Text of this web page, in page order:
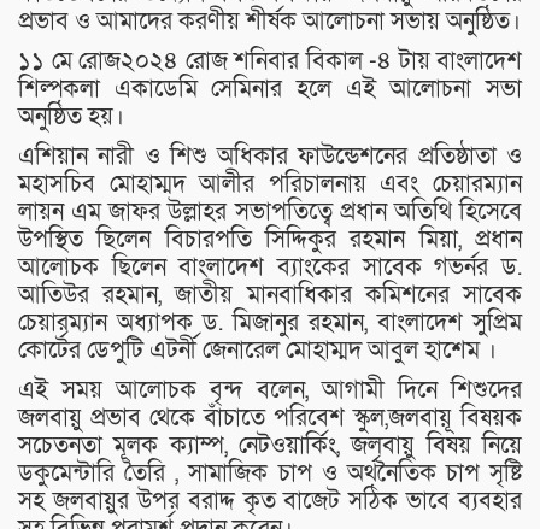
প্রভাব ও আমাদের করণীয় শীর্ষক আলোচনা সভায় অনুষ্ঠিত।
১১ মে রোজ২০২৪ রোজ শনিবার বিকাল -৪ টায় বাংলাদেশ
শিল্পকলা একাডেমি সেমিনার হলে এই আলোচনা সভা
অনুষ্ঠিত হয়।
এশিয়ান নারী ও শিশু অধিকার ফাউন্ডেশনের প্রতিষ্ঠাতা ও
মহাসচিব মোহাম্মদ আলীর পরিচালনায় এবং চেয়ারম্যান
লায়ন এম জাফর উল্লাহর সভাপতিত্বে প্রধান অতিথি হিসেবে
উপস্থিত ছিলেন বিচারপতি সিদ্দিকুর রহমান মিয়া, প্রধান
আলোচক ছিলেন বাংলাদেশ ব‍্যাংকের সাবেক গভর্নর ড.
আতিউর রহমান, জাতীয় মানবাধিকার কমিশনের সাবেক
চেয়ারম্যান অধ‍্যাপক ড. মিজানুর রহমান, বাংলাদেশ সুপ্রিম
কোর্টের ডেপুটি এটর্নী জেনারেল মোহাম্মদ আবুল হাশেম ।
এই সময় আলোচক বৃন্দ বলেন, আগামী দিনে শিশুদের
জলবায়ু প্রভাব থেকে বাঁচাতে পরিবেশ স্কুল,জলবায়ূ বিষয়ক
সচেতনতা মূলক ক‍্যাম্প, নেটওয়ার্কিং, জলবায়ু বিষয় নিয়ে
ডকুমেন্টারি তৈরি , সামাজিক চাপ ও অর্থনৈতিক চাপ সৃষ্টি
সহ জলবায়ুর উপর বরাদ্দ কৃত বাজেট সঠিক ভাবে ব‍্যবহার